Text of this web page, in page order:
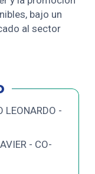
bajo un
al sector
LEONARDO -
- CO-